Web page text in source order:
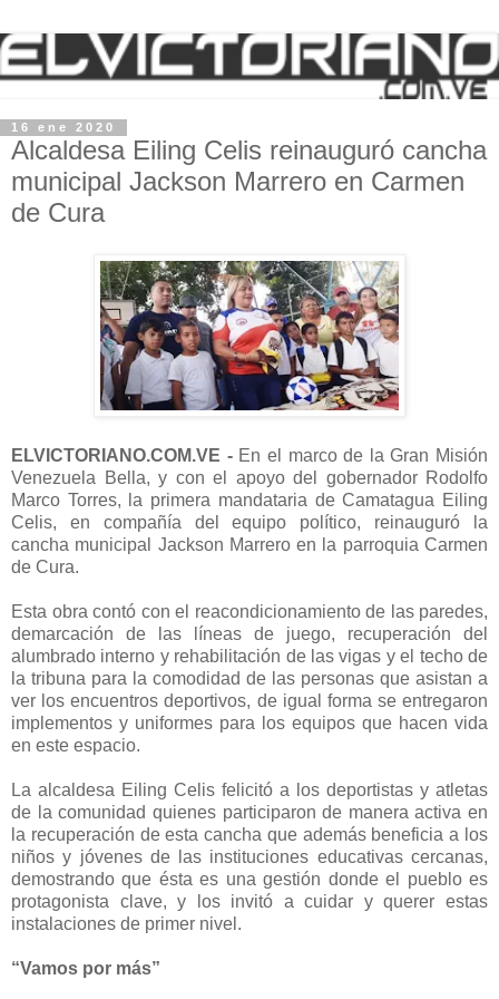
16 ene 2020
Alcaldesa Eiling Celis reinauguró cancha
municipal Jackson Marrero en Carmen
de Cura
ELVICTORIANO.COM.VE - En el marco de la Gran Misión
Venezuela Bella, y con el apoyo del gobernador Rodolfo
Marco Torres, la primera mandataria de Camatagua Eiling
Celis, en compañía del equipo político, reinauguró la
cancha municipal Jackson Marrero en la parroquia Carmen
de Cura.
Esta obra contó con el reacondicionamiento de las paredes,
demarcación de las líneas de juego, recuperación del
alumbrado interno y rehabilitación de las vigas y el techo de
la tribuna para la comodidad de las personas que asistan a
ver los encuentros deportivos, de igual forma se entregaron
implementos y uniformes para los equipos que hacen vida
en este espacio.
La alcaldesa Eiling Celis felicitó a los deportistas y atletas
de la comunidad quienes participaron de manera activa en
la recuperación de esta cancha que además beneficia a los
niños y jóvenes de las instituciones educativas cercanas,
demostrando que ésta es una gestión donde el pueblo es
protagonista clave, y los invitó a cuidar y querer estas
instalaciones de primer nivel.
“Vamos por más”